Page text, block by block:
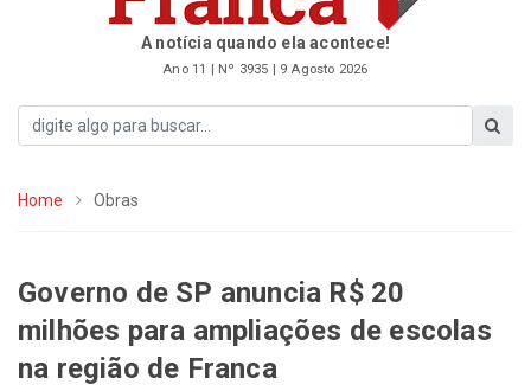
A notícia quando ela acontece!
Ano 11 | Nº 3935 | 9 Agosto 2026
Home Obras
Governo de SP anuncia R$ 20
milhões para ampliações de escolas
na região de Franca